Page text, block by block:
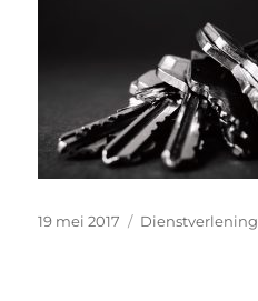
Geplaatst
19 mei 2017 Categorieën
Dienstverlening